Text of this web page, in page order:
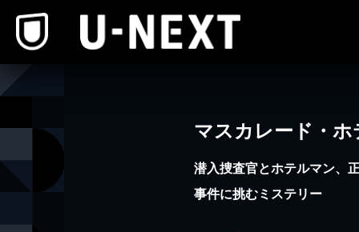
マスカレード・ホ
潜入捜査官とホテルマン、
事件に挑むミステリー